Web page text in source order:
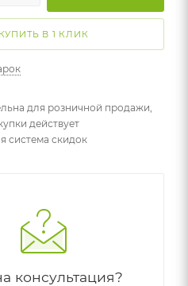
КУПИТЬ В 1 КЛИК
для розничной продажи,
действует
система скидок
консультация?